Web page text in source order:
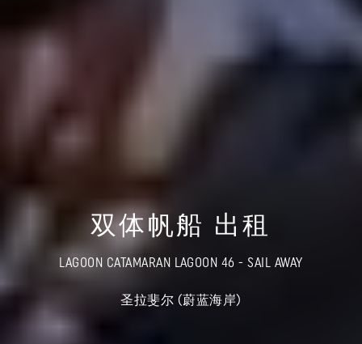
双体帆船 出租
LAGOON CATAMARAN LAGOON 46 - SAIL AWAY
圣拉斐尔 (蔚蓝海岸)